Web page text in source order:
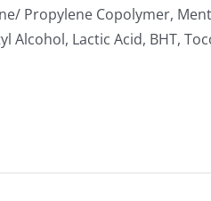
Propylene Copolymer,
Alcohol, Lactic Acid, BHT,